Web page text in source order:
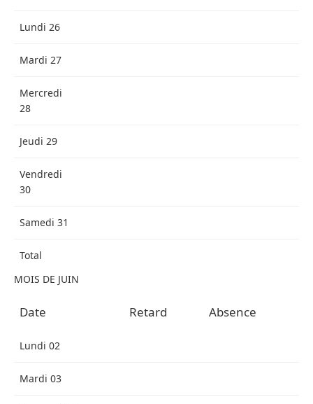
Lundi 26
Mardi 27
Mercredi
28
Jeudi 29
Vendredi
30
Samedi 31
Total
MOIS DE JUIN
Date Retard Absence
Lundi 02
Mardi 03